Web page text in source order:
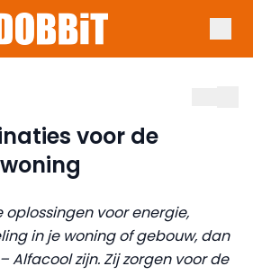
voor de
voor energie,
in je woning of gebouw, dan
Alfacool zijn. Zij zorgen voor de